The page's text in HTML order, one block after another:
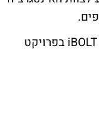
סמנכ"ל וראש אגף תפעול ומערכות מידע ב-Cal, גיל ים ציין, כי "שילובה של מערכת iBOLT בפרויקט